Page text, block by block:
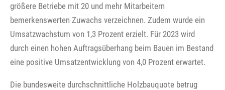
größere Betriebe mit 20 und mehr Mitarbeitern
bemerkenswerten Zuwachs verzeichnen. Zudem wurde ein
Umsatzwachstum von 1,3 Prozent erzielt. Für 2023 wird
durch einen hohen Auftragsüberhang beim Bauen im Bestand
eine positive Umsatzentwicklung von 4,0 Prozent erwartet.
Die bundesweite durchschnittliche Holzbauquote betrug